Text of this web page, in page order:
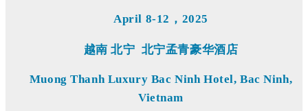
April 8-12，2025
越南 北宁 北宁孟青豪华酒店
Muong Thanh Luxury Bac Ninh Hotel, Bac Ninh,
Vietnam